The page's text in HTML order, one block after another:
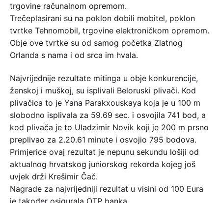
trgovine računalnom opremom.
Trečeplasirani su na poklon dobili mobitel, poklon
tvrtke Tehnomobil, trgovine elektroničkom opremom.
Obje ove tvrtke su od samog početka Zlatnog
Orlanda s nama i od srca im hvala.
Najvrijednije rezultate mitinga u obje konkurencije,
ženskoj i muškoj, su isplivali Beloruski plivači. Kod
plivačica to je Yana Parakxouskaya koja je u 100 m
slobodno isplivala za 59.69 sec. i osvojila 741 bod, a
kod plivača je to Uladzimir Novik koji je 200 m prsno
preplivao za 2.20.61 minute i osvojio 795 bodova.
Primjerice ovaj rezultat je nepunu sekundu lošiji od
aktualnog hrvatskog juniorskog rekorda kojeg još
uvjek drži Krešimir Čač.
Nagrade za najvrijedniji rezultat u visini od 100 Eura
je također osigurala OTP banka.